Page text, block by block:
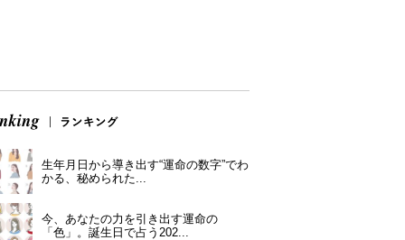
生年月日から導き出す“運命の数字”でわ
かる、秘められた...
今、あなたの力を引き出す運命の
「色」。誕生日で占う202...